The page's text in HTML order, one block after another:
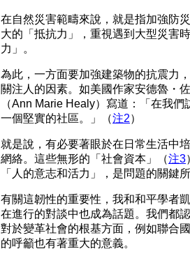
在自然災害範疇來說，就是指加強防
大的「抵抗力」，重視遇到大型災害
力」。
為此，一方面要加強建築物的抗震力
關注人的因素。如美國作家安德魯・
（Ann Marie Healy）寫道：「在我
一個堅實的社區。」（注2）
就是說，有必要著眼於在日常生活中
網絡。這些無形的「社會資本」（注3
「人的意志和活力」，是問題的關鍵所
有關這韌性的重要性，我和和平學者
在進行的對談中也成為話題。我們都
對於變革社會的根基方面，例如聯合
的呼籲也有著重大的意義。